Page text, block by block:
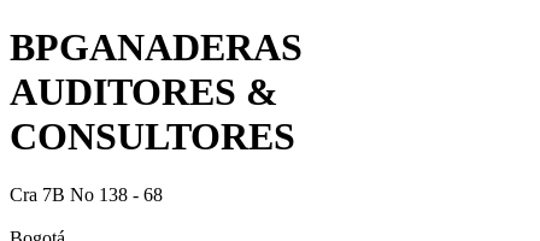
BPGANADERAS
AUDITORES &
CONSULTORES
Cra 7B No 138 - 68